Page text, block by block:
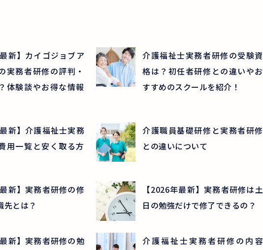
最新】カイゴジョブア
実務者研修の評判・
体験談やお得な情報
介護福祉士実務者研修の受験資
格は？初任者研修との違いやお
すすめのスクールを紹介！
最新】介護福祉士実務
用一覧と安く取る方
介護職員基礎研修と実務者研修
との違いについて
最新】実務者研修の修
先とは？
【2026年最新】実務者研修は土
日の勉強だけで修了できるの？
最新】実務者研修の勉
介護福祉士実務者研修の内容